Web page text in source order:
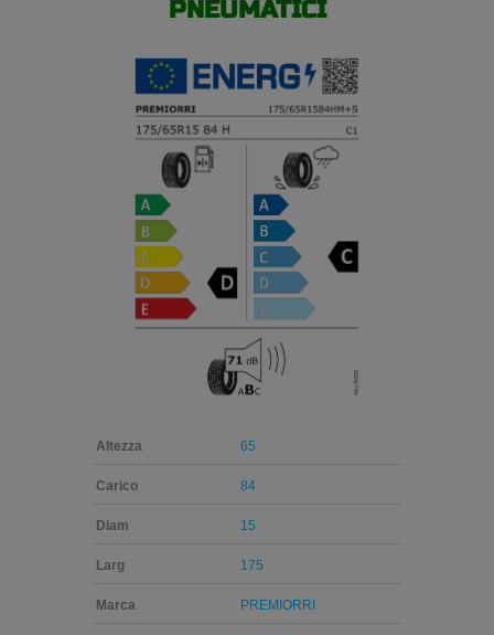
PNEUMATICI
Altezza 65
Carico 84
Diam 15
Larg 175
Marca PREMIORRI